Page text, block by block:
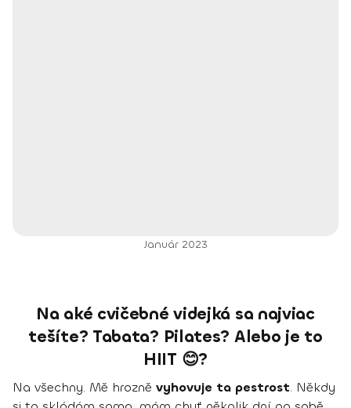
Január 2023
Na aké cvičebné videjká sa najviac
tešíte? Tabata? Pilates? Alebo je to
HIIT 😊?
Na všechny. Mě hrozně vyhovuje ta pestrost. Někdy